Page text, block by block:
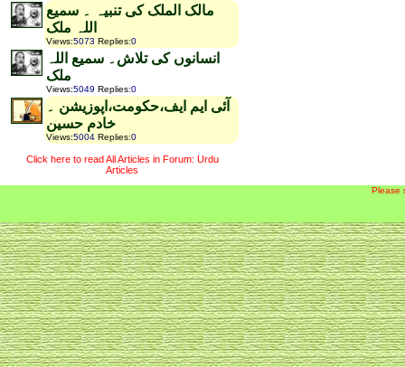
مالک الملک کی تنبیہ ۔ سمیع
اللہ ملک
Views:5073 Replies:0
انسانوں کی تلاش۔ سمیع اللہ
ملک
Views:5049 Replies:0
آئی ایم ایف،حکومت،اپوزیشن ۔
خادم حسین
Views:5004 Replies:0
Click here to read All Articles in Forum: Urdu
Articles
Please